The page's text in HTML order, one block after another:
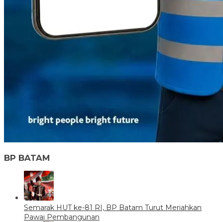
BP BATAM
Semarak HUT ke-81 RI, BP Batam Turut Meriahkan
Pawai Pembangunan